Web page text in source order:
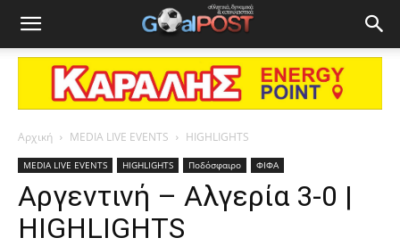
Αρχική MEDIA LIVE EVENTS HIGHLIGHTS
MEDIA LIVE EVENTS HIGHLIGHTS Ποδόσφαιρο ΦΙΦΑ
Αργεντινή – Αλγερία 3-0 |
HIGHLIGHTS